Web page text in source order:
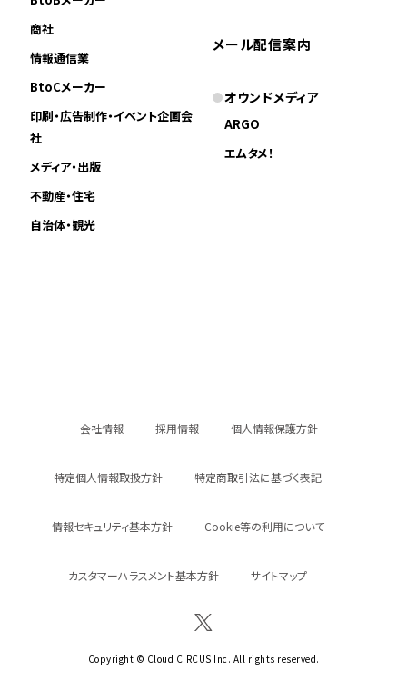
商社
情報通信業
BtoCメーカー
印刷・広告制作・イベント企画会
社
メディア・出版
不動産・住宅
自治体・観光
メール配信案内
オウンドメディア
ARGO
エムタメ！
会社情報 採用情報 個人情報保護方針
特定個人情報取扱方針 特定商取引法に基づく表記
情報セキュリティ基本方針 Cookie等の利用について
カスタマーハラスメント基本方針 サイトマップ
Copyright © Cloud CIRCUS Inc. All rights reserved.